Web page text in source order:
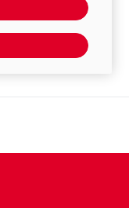
85945-000